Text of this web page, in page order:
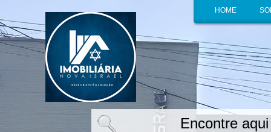
HOME
Encontre